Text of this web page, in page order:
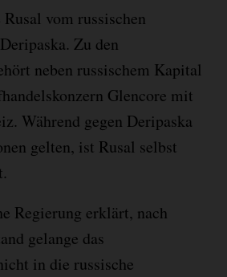
vom russischen
Zu den
neben russischem Kapital
Glencore mit
Während gegen Deripaska
gelten, ist Rusal selbst
Regierung erklärt, nach
gelange das
in die russische